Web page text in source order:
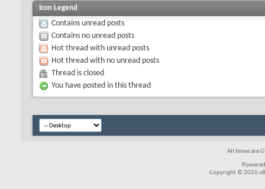
Icon Legend
Contains unread posts
Contains no unread posts
Hot thread with unread posts
Hot thread with no unread posts
Thread is closed
You have posted in this thread
All times are
Copyright © 2026